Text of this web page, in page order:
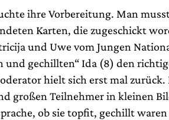
ihre Vorbereitung. Man
Karten, die zugeschickt
und Uwe vom Jungen
und gechillten“ Ida (8) den
hielt sich erst mal
großen Teilnehmer in kleinen
ob sie topfit, gechillt